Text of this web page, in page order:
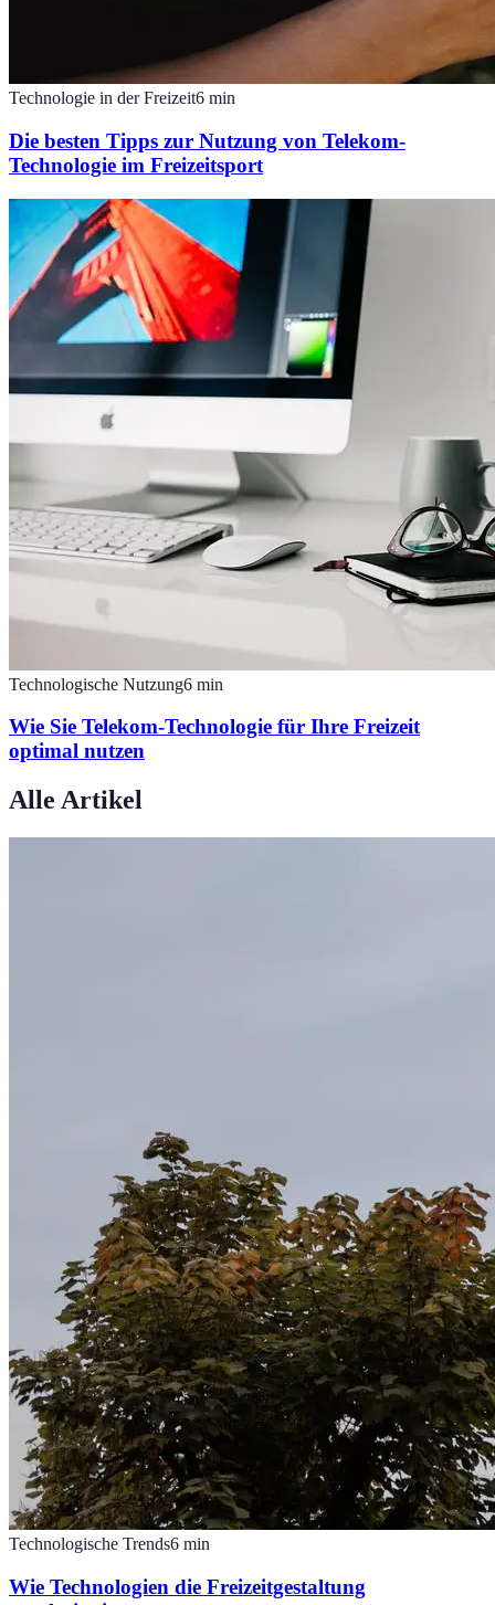
Technologie in der Freizeit6 min
Die besten Tipps zur Nutzung von Telekom-
Technologie im Freizeitsport
Technologische Nutzung6 min
Wie Sie Telekom-Technologie für Ihre Freizeit
optimal nutzen
Alle Artikel
Technologische Trends6 min
Wie Technologien die Freizeitgestaltung